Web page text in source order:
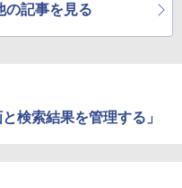
の記事を見る
検索結果を管理する」